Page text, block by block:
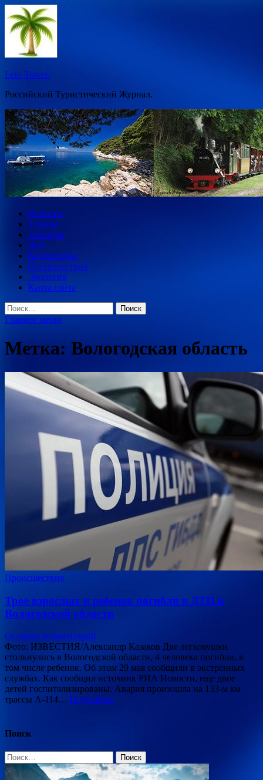
Перейти
к
содержимому
Leto Travel.
Российский Туристический Журнал.
Новости
Туризм
Авиация
Ж/Д
Катаклизмы
Происшествия
Экология
Карта сайта
Найти:
Главное меню
Метка: Вологодская область
Происшествия
Трое взрослых и ребенок погибли в ДТП в
Вологодской области
Оставьте комментарий
Фото: ИЗВЕСТИЯ/Александр Казаков Две легковушки
столкнулись в Вологодской области, 4 человека погибли, в
том числе ребенок. Об этом 29 мая сообщили в экстренных
службах. Как сообщил источник РИА Новости, еще двое
детей госпитализированы. Авария произошла на 133-м км
трассы А-114… Подробнее
Поиск
Найти: